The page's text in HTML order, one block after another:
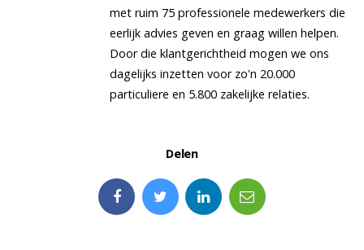
met ruim 75 professionele medewerkers die
eerlijk advies geven en graag willen helpen.
Door die klantgerichtheid mogen we ons
dagelijks inzetten voor zo'n 20.000
particuliere en 5.800 zakelijke relaties.
Delen